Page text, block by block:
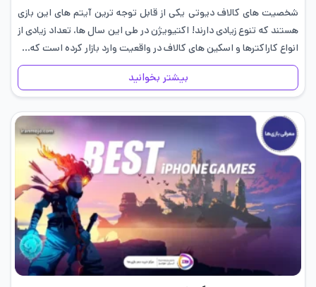
شخصیت های کالاف دیوتی یکی از قابل توجه ترین آیتم های این بازی
هستند که تنوع زیادی دارند! اکتیویژن در طی این سال ها، تعداد زیادی از
انواع کاراکترها و اسکین های کالاف در واقعیت وارد بازار کرده است که…
بیشتر بخوانید